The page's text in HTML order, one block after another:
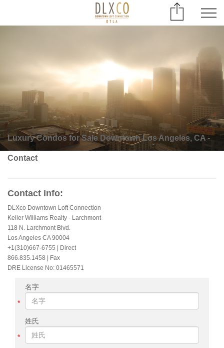
Luxury Condos for Sale Downtown Los Angeles, CA -
Contact
Contact Info:
DLXco Downtown Loft Connection
Keller Williams Realty - Larchmont
118 N. Larchmont Blvd.
Los Angeles CA 90004
+1(310)667-6755 | Direct
866.835.1458 | Fax
DRE License No: 01465571
名字
*
姓氏
*